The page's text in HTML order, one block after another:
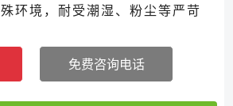
环境，耐受潮湿、粉尘等严苛
案设计，稳定供电更可靠！...
免费咨询电话